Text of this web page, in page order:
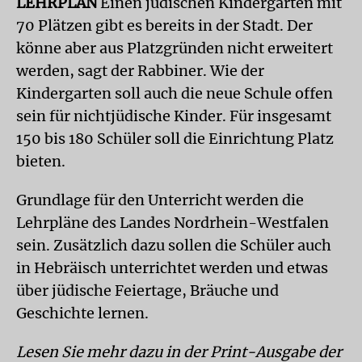
70 Plätzen gibt es bereits in der Stadt. Der
könne aber aus Platzgründen nicht erweitert
werden, sagt der Rabbiner. Wie der
Kindergarten soll auch die neue Schule offen
sein für nichtjüdische Kinder. Für insgesamt
150 bis 180 Schüler soll die Einrichtung Platz
bieten.
Grundlage für den Unterricht werden die
Lehrpläne des Landes Nordrhein-Westfalen
sein. Zusätzlich dazu sollen die Schüler auch
in Hebräisch unterrichtet werden und etwas
über jüdische Feiertage, Bräuche und
Geschichte lernen.
Lesen Sie mehr dazu in der Print-Ausgabe der